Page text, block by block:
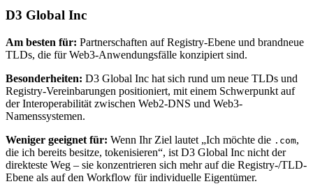
D3 Global Inc
Am besten für: Partnerschaften auf Registry-Ebene und brandneue
TLDs, die für Web3-Anwendungsfälle konzipiert sind.
Besonderheiten: D3 Global Inc hat sich rund um neue TLDs und
Registry-Vereinbarungen positioniert, mit einem Schwerpunkt auf
der Interoperabilität zwischen Web2-DNS und Web3-
Namenssystemen.
Weniger geeignet für: Wenn Ihr Ziel lautet „Ich möchte die .com,
die ich bereits besitze, tokenisieren“, ist D3 Global Inc nicht der
direkteste Weg – sie konzentrieren sich mehr auf die Registry-/TLD-
Ebene als auf den Workflow für individuelle Eigentümer.